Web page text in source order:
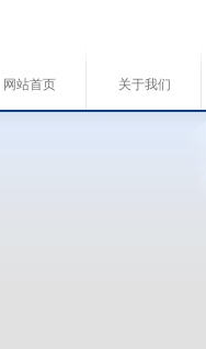
网站首页 关于我们